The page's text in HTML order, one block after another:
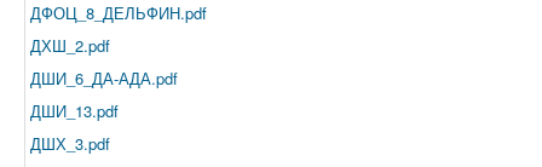
ДФОЦ_8_ДЕЛЬФИН.pdf
ДХШ_2.pdf
ДШИ_6_ДА-АДА.pdf
ДШИ_13.pdf
ДШХ_3.pdf